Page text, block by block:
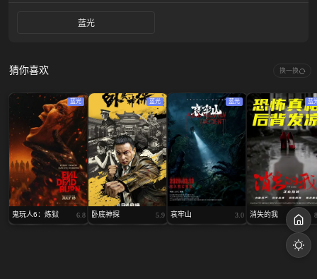
蓝光
猜你喜欢 换一换
蓝光
鬼玩人6：炼狱 6.8
蓝光
卧底神探 5.9
蓝光
哀牢山 3.0
蓝
消失的我